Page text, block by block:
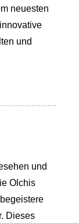
neuesten
und
und
Olchis
Dieses